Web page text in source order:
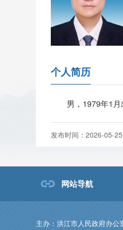
个人简历
男，1979年1
发布时间：2026-05-
网站导航
主办：洪江市人民政府办公